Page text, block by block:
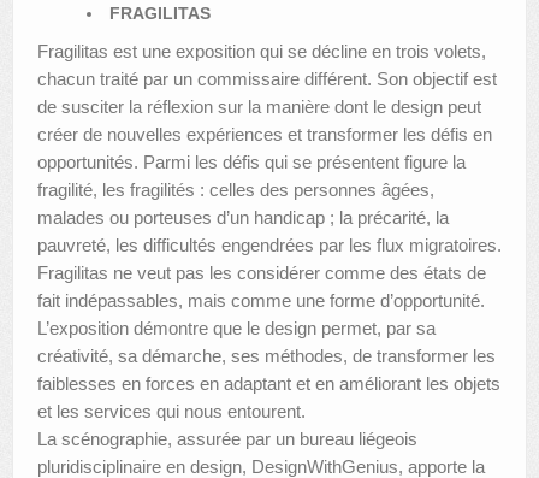
FRAGILITAS
Fragilitas est une exposition qui se décline en trois volets,
chacun traité par un commissaire différent. Son objectif est
de susciter la réflexion sur la manière dont le design peut
créer de nouvelles expériences et transformer les défis en
opportunités. Parmi les défis qui se présentent figure la
fragilité, les fragilités : celles des personnes âgées,
malades ou porteuses d’un handicap ; la précarité, la
pauvreté, les difficultés engendrées par les flux migratoires.
Fragilitas ne veut pas les considérer comme des états de
fait indépassables, mais comme une forme d’opportunité.
L’exposition démontre que le design permet, par sa
créativité, sa démarche, ses méthodes, de transformer les
faiblesses en forces en adaptant et en améliorant les objets
et les services qui nous entourent.
La scénographie, assurée par un bureau liégeois
pluridisciplinaire en design, DesignWithGenius, apporte la